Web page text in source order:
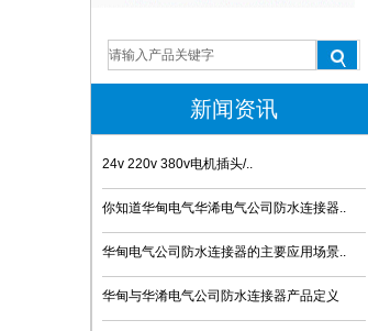
新闻资讯
24v 220v 380v电机插头/..
你知道华甸电气华浠电气公司防水连接器..
华甸电气公司防水连接器的主要应用场景..
华甸与华淆电气公司防水连接器产品定义